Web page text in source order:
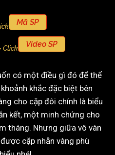
Mã SP
Click Video SP
có một điều gì đó để thể
khắc đặc biệt bên
cho cặp đôi chính là biểu
kết, một minh chứng cho
tháng. Nhưng giữa vô vàn
cặp nhẫn vàng phù